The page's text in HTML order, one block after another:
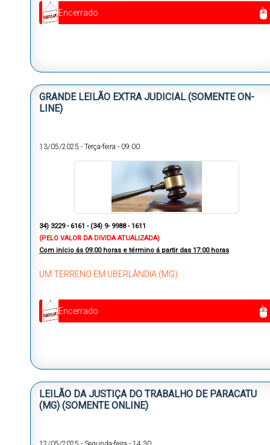
Encerrado
GRANDE LEILÃO EXTRA JUDICIAL (SOMENTE ON-
LINE)
13/05/2025 - Terça-feira - 09:00
34) 3229 - 6161 - (34) 9- 9988 - 1611
(PELO VALOR DA DIVIDA ATUALIZADA)
Com início ás 09:00 horas e término á partir das 17:00 horas
UM TERRENO EM UBERLÂNDIA (MG)
Encerrado
LEILÃO DA JUSTIÇA DO TRABALHO DE PARACATU
(MG) (SOMENTE ONLINE)